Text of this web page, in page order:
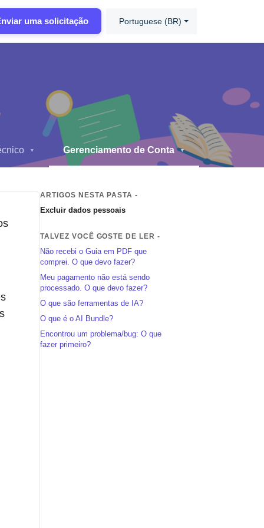
uma solicitação Portuguese (BR)
▼ Gerenciamento de Conta ▼
ARTIGOS NESTA PASTA -
Excluir dados pessoais
TALVEZ VOCÊ GOSTE DE LER -
Não recebi o Guia em PDF que
comprei. O que devo fazer?
Meu pagamento não está sendo
processado. O que devo fazer?
O que são ferramentas de IA?
O que é o AI Bundle?
Encontrou um problema/bug: O que
fazer primeiro?